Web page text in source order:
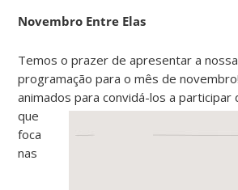
Novembro Entre Elas
Temos o prazer de apresentar a nossa
programação para o mês de
animados para convidá-los a participar
que
foca
nas